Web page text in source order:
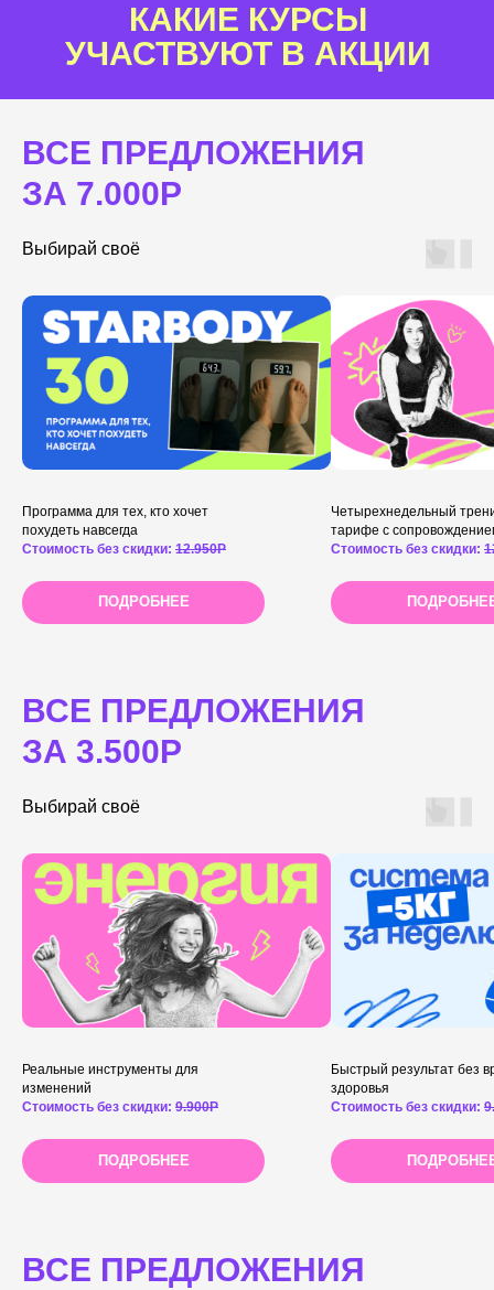
КАКИЕ КУРСЫ
УЧАСТВУЮТ В АКЦИИ
ВСЕ ПРЕДЛОЖЕНИЯ
ЗА 7.000Р
Выбирай своё
Программа для тех, кто хочет
похудеть навсегда
Стоимость без скидки: 12.950Р
ПОДРОБНЕЕ
Четырехнедельный
тарифе с
Стоимость без скидки:
ВСЕ ПРЕДЛОЖЕНИЯ
ЗА 3.500Р
Выбирай своё
Реальные инструменты для
изменений
Стоимость без скидки: 9.900Р
ПОДРОБНЕЕ
Быстрый результат без
здоровья
Стоимость без скидки:
ВСЕ ПРЕДЛОЖЕНИЯ